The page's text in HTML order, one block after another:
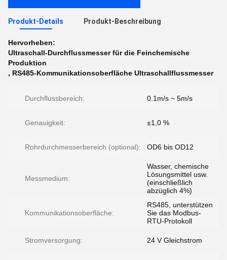
Produkt-Details Produkt-Beschreibung
Hervorheben:
Ultraschall-Durchflussmesser für die Feinchemische
Produktion
, RS485-Kommunikationsoberfläche Ultraschallflussmesser
Durchflussbereich: 0.1m/s ~ 5m/s
Genauigkeit: ±1,0 %
Rohrdurchmesserbereich (optional): OD6 bis OD12
Messmedium:
Wasser, chemische
Lösungsmittel usw.
(einschließlich
abzüglich 4%)
Kommunikationsoberfläche:
RS485, unterstützen
Sie das Modbus-
RTU-Protokoll
Stromversorgung: 24 V Gleichstrom